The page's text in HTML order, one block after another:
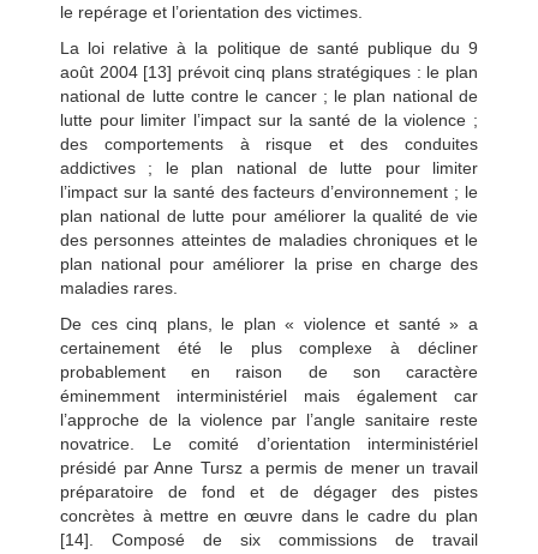
le repérage et l’orientation des victimes.
La loi relative à la politique de santé publique du 9
août 2004 [13] prévoit cinq plans stratégiques : le plan
national de lutte contre le cancer ; le plan national de
lutte pour limiter l’impact sur la santé de la violence ;
des comportements à risque et des conduites
addictives ; le plan national de lutte pour limiter
l’impact sur la santé des facteurs d’environnement ; le
plan national de lutte pour améliorer la qualité de vie
des personnes atteintes de maladies chroniques et le
plan national pour améliorer la prise en charge des
maladies rares.
De ces cinq plans, le plan « violence et santé » a
certainement été le plus complexe à décliner
probablement en raison de son caractère
éminemment interministériel mais également car
l’approche de la violence par l’angle sanitaire reste
novatrice. Le comité d’orientation interministériel
présidé par Anne Tursz a permis de mener un travail
préparatoire de fond et de dégager des pistes
concrètes à mettre en œuvre dans le cadre du plan
[14]. Composé de six commissions de travail